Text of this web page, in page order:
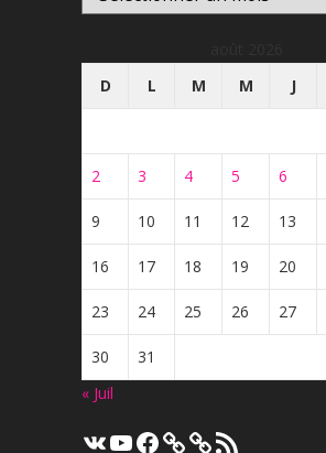
D
L M M J
2 3 4 5 6
9 10 11 12 13
16 17 18 19 20
23 24 25 26 27
30
31
« Juil
VK YouTube
Facebook Flux